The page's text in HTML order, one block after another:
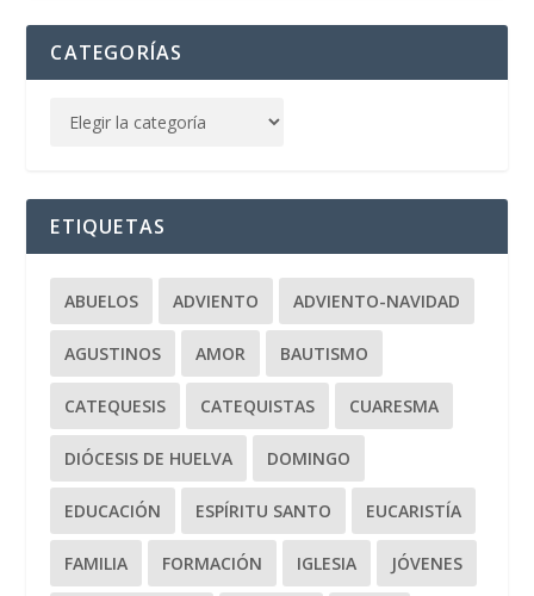
CATEGORÍAS
ETIQUETAS
ABUELOS ADVIENTO ADVIENTO-NAVIDAD
AGUSTINOS AMOR BAUTISMO
CATEQUESIS CATEQUISTAS CUARESMA
DIÓCESIS DE HUELVA DOMINGO
EDUCACIÓN ESPÍRITU SANTO EUCARISTÍA
FAMILIA FORMACIÓN IGLESIA JÓVENES